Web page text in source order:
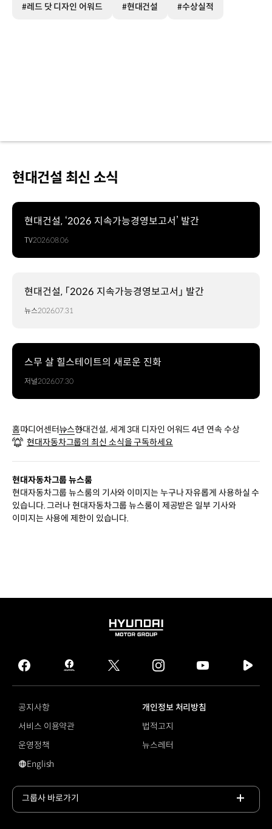
#레드 닷 디자인 어워드 #현대건설 #수상실적
현대건설 최신 소식
현대건설, ‘2026 지속가능경영보고서’ 발간
TV2026.08.06
현대건설, 「2026 지속가능경영보고서」 발간
뉴스2026.07.31
스무 살 힐스테이트의 새로운 진화
저널2026.07.30
홈미디어센터뉴스현대건설, 세계 3대 디자인 어워드 4년 연속 수상
현대자동차그룹의 최신 소식을 구독하세요
현대자동차그룹 뉴스룸
현대자동차그룹 뉴스룸의 기사와 이미지는 누구나 자유롭게 사용하실 수
있습니다. 그러나 현대자동차그룹 뉴스룸이 제공받은 일부 기사와
이미지는 사용에 제한이 있습니다.
HYUNDAI
GROUP
facebook
hmg
journal
twitter instagram
tv
공지사항
개인정보 처리방침
서비스 이용약관
법적고지
운영정책
뉴스레터
영문 사이트로 이동
English
그룹사 바로가기